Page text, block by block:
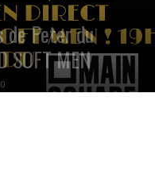
de Peter du
MEN
0